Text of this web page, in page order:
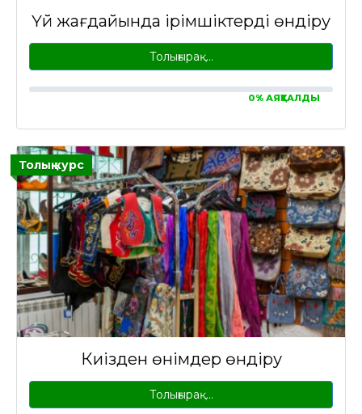
Үй жағдайында ірімшіктерді өндіру
Толығырақ…
0% АЯҚТАЛДЫ
Толық курс
Киізден өнімдер өндіру
Толығырақ…